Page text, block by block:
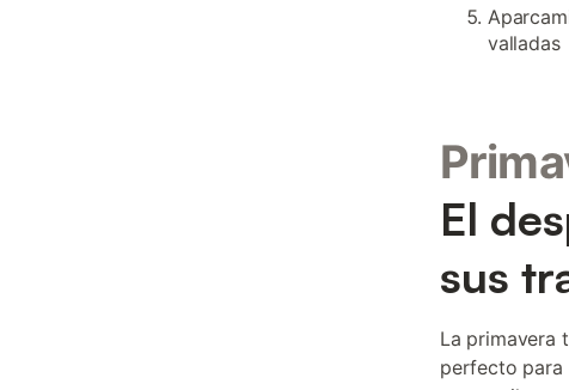
valladas
El
sus
La primavera
perfecto para